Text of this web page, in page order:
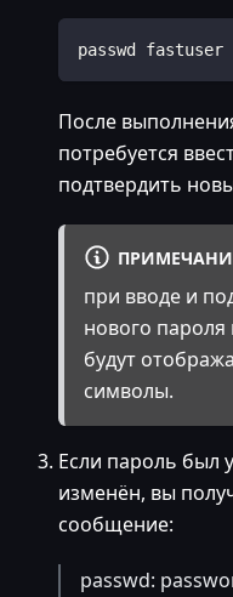
passwd fastuser
После
потребуется
подтвердить
при вводе и
нового пароля
будут
символы.
Если пароль был
изменён, вы
сообщение:
passwd: